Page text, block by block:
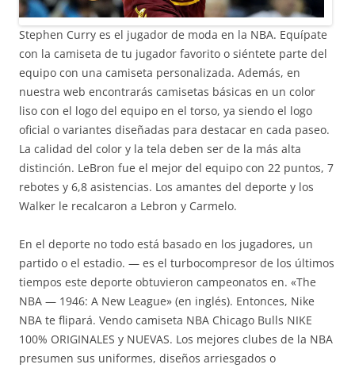
Stephen Curry es el jugador de moda en la NBA. Equípate
con la camiseta de tu jugador favorito o siéntete parte del
equipo con una camiseta personalizada. Además, en
nuestra web encontrarás camisetas básicas en un color
liso con el logo del equipo en el torso, ya siendo el logo
oficial o variantes diseñadas para destacar en cada paseo.
La calidad del color y la tela deben ser de la más alta
distinción. LeBron fue el mejor del equipo con 22 puntos, 7
rebotes y 6,8 asistencias. Los amantes del deporte y los
Walker le recalcaron a Lebron y Carmelo.
En el deporte no todo está basado en los jugadores, un
partido o el estadio. — es el turbocompresor de los últimos
tiempos este deporte obtuvieron campeonatos en. «The
NBA — 1946: A New League» (en inglés). Entonces, Nike
NBA te flipará. Vendo camiseta NBA Chicago Bulls NIKE
100% ORIGINALES y NUEVAS. Los mejores clubes de la NBA
presumen sus uniformes, diseños arriesgados o